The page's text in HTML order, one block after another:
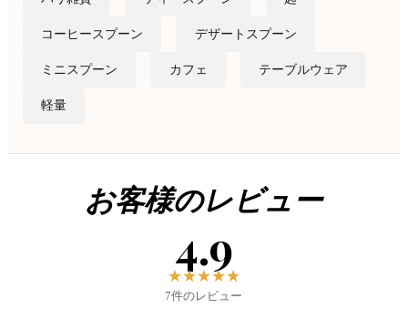
コーヒースプーン デザートスプーン
ミニスプーン カフェ テーブルウェア
軽量
お客様のレビュー
4.9
★★★★★
7件のレビュー